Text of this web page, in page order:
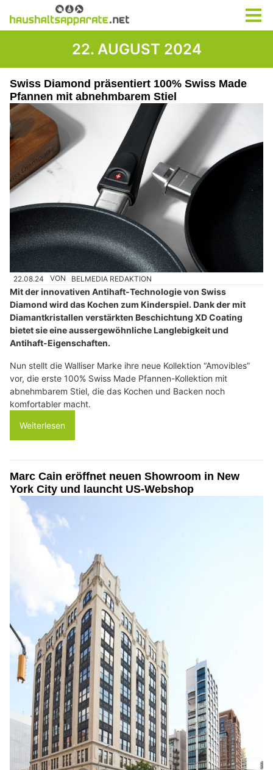
22. AUGUST 2024
Swiss Diamond präsentiert 100% Swiss Made
Pfannen mit abnehmbarem Stiel
22.08.24 VON BELMEDIA REDAKTION
Mit der innovativen Antihaft-Technologie von Swiss
Diamond wird das Kochen zum Kinderspiel. Dank der mit
Diamantkristallen verstärkten Beschichtung XD Coating
bietet sie eine aussergewöhnliche Langlebigkeit und
Antihaft-Eigenschaften.
Nun stellt die Walliser Marke ihre neue Kollektion “Amovibles”
vor, die erste 100% Swiss Made Pfannen-Kollektion mit
abnehmbarem Stiel, die das Kochen und Backen noch
komfortabler macht.
Weiterlesen
Marc Cain eröffnet neuen Showroom in New
York City und launcht US-Webshop